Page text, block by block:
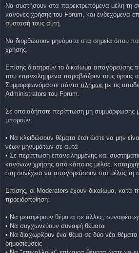
Να συστήσουν στα παρεκτρεπόμενα μέλη τη
κανόνες χρήσης του Forum, και ενδεχόμενα
σύστασή τους αυτή.
Να διορθώσουν μηνύματα στα σημεία όπου
χρήσης.
Επίσης διατηρούν το δικαίωμα απαγόρευσης
που επανειλημμένα παραβιάζουν τους όρους
Συμμορφωνόμαστε πάντα πλήρως με τις
Administrators του Forum.
Σε οποιαδήποτε περίπτωση μη συμμόρφωσης
μπορούν:
• Να κλειδώσουν θέματα έτσι ώστε να μην
νέων μηνυμάτων σε αυτά
• Σε περίπτωση επανειλημμένης και
κανόνων χρήσης από κάποιος μέλος,
στη συνέχεια να απαγορεύσουν στο μέλος τη
Επίσης, οι Moderators έχουν δικαίωμα, κατά
προειδοποίηση:
• Να μεταφέρουν θέματα σε άλλες,
• Να συγχωνεύουν συναφή θέματα
• Να διαχωρίζουν ένα θέμα σε δύο νέα θέματα
δημοσιεύσεις